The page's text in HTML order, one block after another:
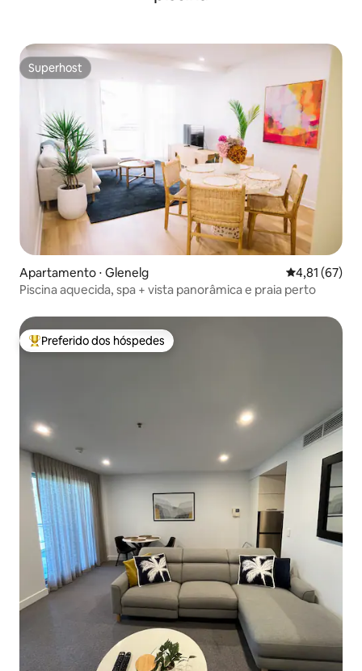
Superhost
Superhost
Apartamento ⋅ Glenelg 4,81 de uma
4,81 (67)
Piscina aquecida, spa + vista panorâmica e praia perto
Entre os melhores preferidos dos hóspedes
Preferido dos hóspedes